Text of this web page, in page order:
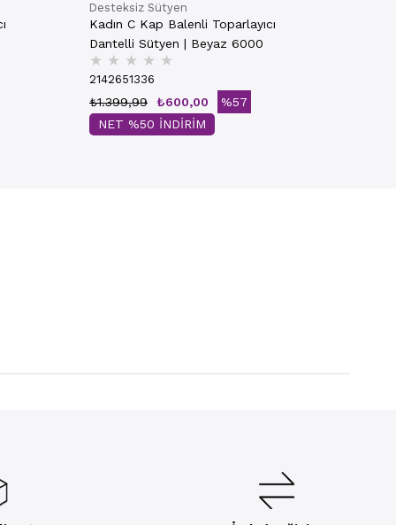
Desteksiz Sütyen
Kadın C Kap Balenli Toparlayıcı
Dantelli Sütyen | Beyaz 6000
★ ★ ★ ★ ★
2142651336
₺600,00
₺1.399,99
%57
NET %50 İNDİRİM